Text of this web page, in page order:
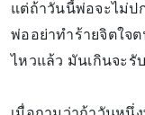
แต่ถ้าวันนี้พ่อจะไม่ป
พ่ออย่าทำร้ายจิตใจ
ไหวแล้ว มันเกินจะรั